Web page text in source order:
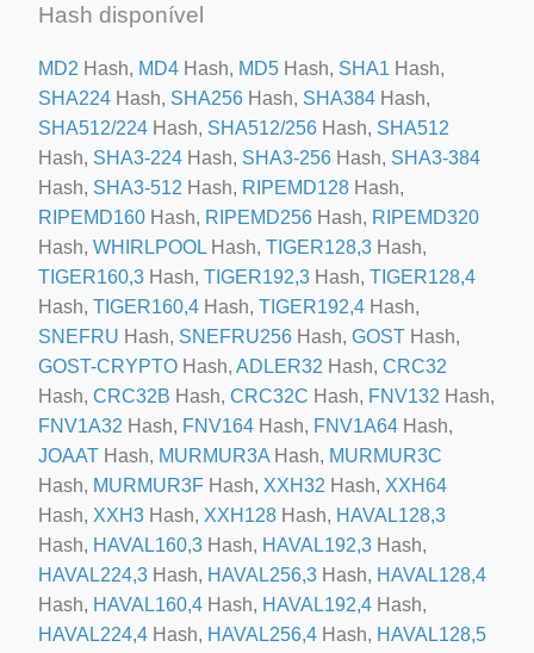
crew-neck-navy-blue/
feed-calculator
shredder-plant-equipment/scrap-shredder-fabrication
Hash disponível
MD2 Hash, MD4 Hash, MD5 Hash, SHA1 Hash,
SHA224 Hash, SHA256 Hash, SHA384 Hash,
SHA512/224 Hash, SHA512/256 Hash, SHA512
Hash, SHA3-224 Hash, SHA3-256 Hash, SHA3-384
Hash, SHA3-512 Hash, RIPEMD128 Hash,
RIPEMD160 Hash, RIPEMD256 Hash, RIPEMD320
Hash, WHIRLPOOL Hash, TIGER128,3 Hash,
TIGER160,3 Hash, TIGER192,3 Hash, TIGER128,4
Hash, TIGER160,4 Hash, TIGER192,4 Hash,
SNEFRU Hash, SNEFRU256 Hash, GOST Hash,
GOST-CRYPTO Hash, ADLER32 Hash, CRC32
Hash, CRC32B Hash, CRC32C Hash, FNV132 Hash,
FNV1A32 Hash, FNV164 Hash, FNV1A64 Hash,
JOAAT Hash, MURMUR3A Hash, MURMUR3C
Hash, MURMUR3F Hash, XXH32 Hash, XXH64
Hash, XXH3 Hash, XXH128 Hash, HAVAL128,3
Hash, HAVAL160,3 Hash, HAVAL192,3 Hash,
HAVAL224,3 Hash, HAVAL256,3 Hash, HAVAL128,4
Hash, HAVAL160,4 Hash, HAVAL192,4 Hash,
HAVAL224,4 Hash, HAVAL256,4 Hash, HAVAL128,5